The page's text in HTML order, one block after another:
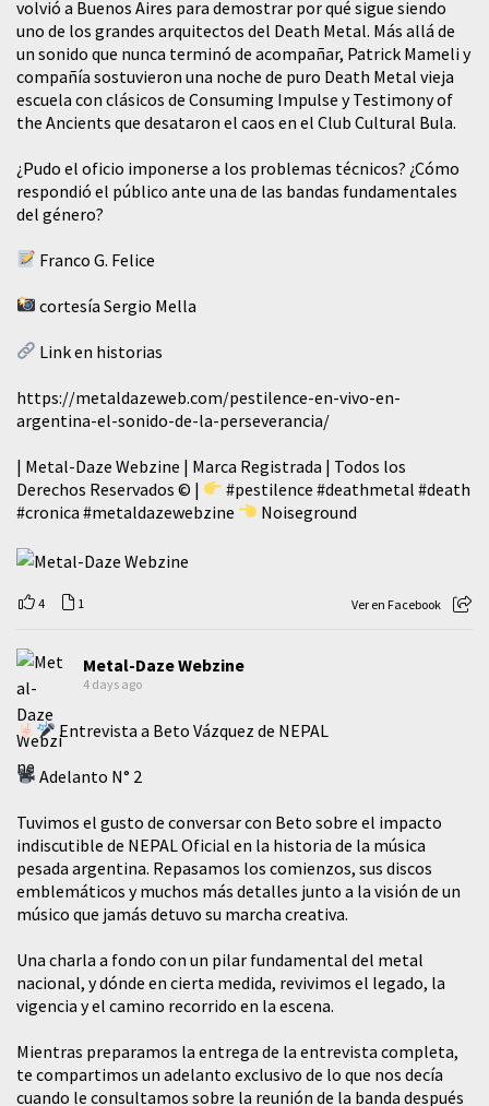
volvió a Buenos Aires para demostrar por qué sigue siendo
uno de los grandes arquitectos del Death Metal. Más allá de
un sonido que nunca terminó de acompañar, Patrick Mameli y
compañía sostuvieron una noche de puro Death Metal vieja
escuela con clásicos de Consuming Impulse y Testimony of
the Ancients que desataron el caos en el Club Cultural Bula.
¿Pudo el oficio imponerse a los problemas técnicos? ¿Cómo
respondió el público ante una de las bandas fundamentales
del género?
Franco G. Felice
cortesía Sergio Mella
Link en historias
https://metaldazeweb.com/pestilence-en-vivo-en-
argentina-el-sonido-de-la-perseverancia/
| Metal-Daze Webzine | Marca Registrada | Todos los
Derechos Reservados © |
#pestilence #deathmetal #death
#cronica #metaldazewebzine Noiseground
4 1 Ver en Facebook
Metal-Daze Webzine
4 days ago
Entrevista a Beto Vázquez de NEPAL
Adelanto N° 2
Tuvimos el gusto de conversar con Beto sobre el impacto
indiscutible de NEPAL Oficial en la historia de la música
pesada argentina. Repasamos los comienzos, sus discos
emblemáticos y muchos más detalles junto a la visión de un
músico que jamás detuvo su marcha creativa.
​Una charla a fondo con un pilar fundamental del metal
nacional, y dónde en cierta medida, revivimos el legado, la
vigencia y el camino recorrido en la escena.
Mientras preparamos la entrega de la entrevista completa,
te compartimos un adelanto exclusivo de lo que nos decía
cuando le consultamos sobre la reunión de la banda después